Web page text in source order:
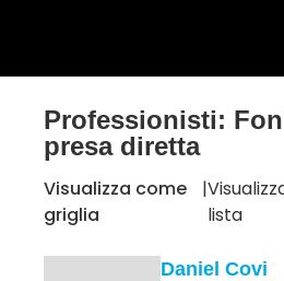
GUIDA ALLA
Professionisti:
presa diretta
Visualizza come
griglia
|
lista
Daniel Covi